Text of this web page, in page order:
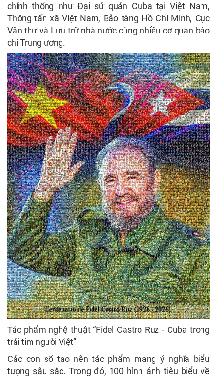
chính thống như Đại sứ quán Cuba tại Việt Nam,
Thông tấn xã Việt Nam, Bảo tàng Hồ Chí Minh, Cục
Văn thư và Lưu trữ nhà nước cùng nhiều cơ quan báo
chí Trung ương.
Tác phẩm nghệ thuật “Fidel Castro Ruz - Cuba trong
trái tim người Việt”
Các con số tạo nên tác phẩm mang ý nghĩa biểu
tượng sâu sắc. Trong đó, 100 hình ảnh tiêu biểu về